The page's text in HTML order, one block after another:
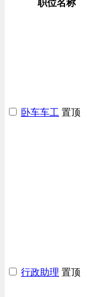
职位名称
卧车车工 置顶
行政助理 置顶